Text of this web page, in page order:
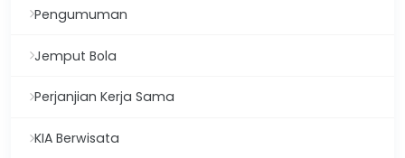
Pengumuman
Jemput Bola
Perjanjian Kerja Sama
KIA Berwisata